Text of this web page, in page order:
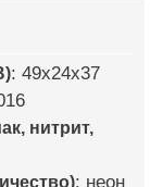
: 49х24х37
нитрит,
: неон